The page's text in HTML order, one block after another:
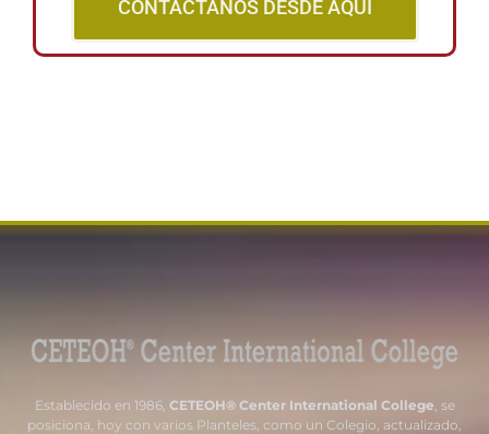
CONTACTANOS DESDE AQUÍ
Establecido en 1986, CETEOH® Center International College , se
posiciona, hoy con varios Planteles, como un Colegio, actualizado,